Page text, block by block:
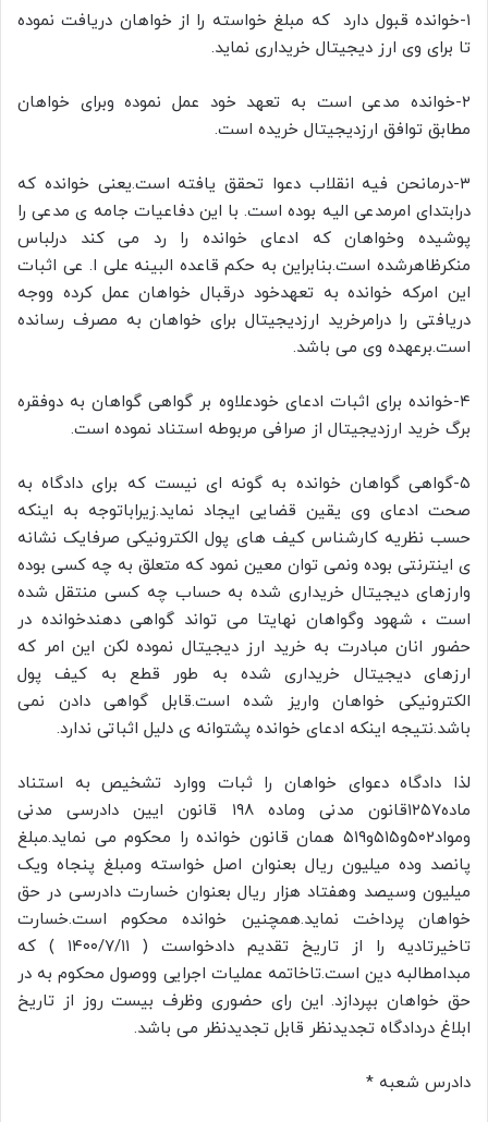
۱-خوانده قبول دارد که مبلغ خواسته را از خواهان دریافت نموده
تا برای وی ارز دیجیتال خریداری نماید.
۲-خوانده مدعی است به تعهد خود عمل نموده وبرای خواهان
مطابق توافق ارزدیجیتال خریده است.
۳-درمانحن فیه انقلاب دعوا تحقق یافته است.یعنی خوانده که
درابتدای امرمدعی الیه بوده است. با این دفاعیات جامه ی مدعی را
پوشیده وخواهان که ادعای خوانده را رد می کند درلباس
منکرظاهرشده است.بنابراین به حکم قاعده البینه علی ا. عی اثبات
این امرکه خوانده به تعهدخود درقبال خواهان عمل کرده ووجه
دریافتی را درامرخرید ارزدیجیتال برای خواهان به مصرف رسانده
است.برعهده وی می باشد.
۴-خوانده برای اثبات ادعای خودعلاوه بر گواهی گواهان به دوفقره
برگ خرید ارزدیجیتال از صرافی مربوطه استناد نموده است.
۵-گواهی گواهان خوانده به گونه ای نیست که برای دادگاه به
صحت ادعای وی یقین قضایی ایجاد نماید.زیراباتوجه به اینکه
حسب نظریه کارشناس کیف های پول الکترونیکی صرفایک نشانه
ی اینترنتی بوده ونمی توان معین نمود که متعلق به چه کسی بوده
وارزهای دیجیتال خریداری شده به حساب چه کسی منتقل شده
است ، شهود وگواهان نهایتا می تواند گواهی دهندخوانده در
حضور انان مبادرت به خرید ارز دیجیتال نموده لکن این امر که
ارزهای دیجیتال خریداری شده به طور قطع به کیف پول
الکترونیکی خواهان واریز شده است.قابل گواهی دادن نمی
باشد.نتیجه اینکه ادعای خوانده پشتوانه ی دلیل اثباتی ندارد.
لذا دادگاه دعوای خواهان را ثبات ووارد تشخیص به استناد
ماده۱۲۵۷قانون مدنی وماده ۱۹۸ قانون ایین دادرسی مدنی
ومواد۵۰۲و۵۱۵و۵۱۹ همان قانون خوانده را محکوم می نماید.مبلغ
پانصد وده میلیون ریال بعنوان اصل خواسته ومبلغ پنجاه ویک
میلیون وسیصد وهفتاد هزار ریال بعنوان خسارت دادرسی در حق
خواهان پرداخت نماید.همچنین خوانده محکوم است.خسارت
تاخیرتادیه را از تاریخ تقدیم دادخواست ( ۱۴۰۰/۷/۱۱ ) که
مبدامطالبه دین است.تاخاتمه عملیات اجرایی ووصول محکوم به در
حق خواهان بپردازد. این رای حضوری وظرف بیست روز از تاریخ
ابلاغ دردادگاه تجدیدنظر قابل تجدیدنظر می باشد.
دادرس شعبه *